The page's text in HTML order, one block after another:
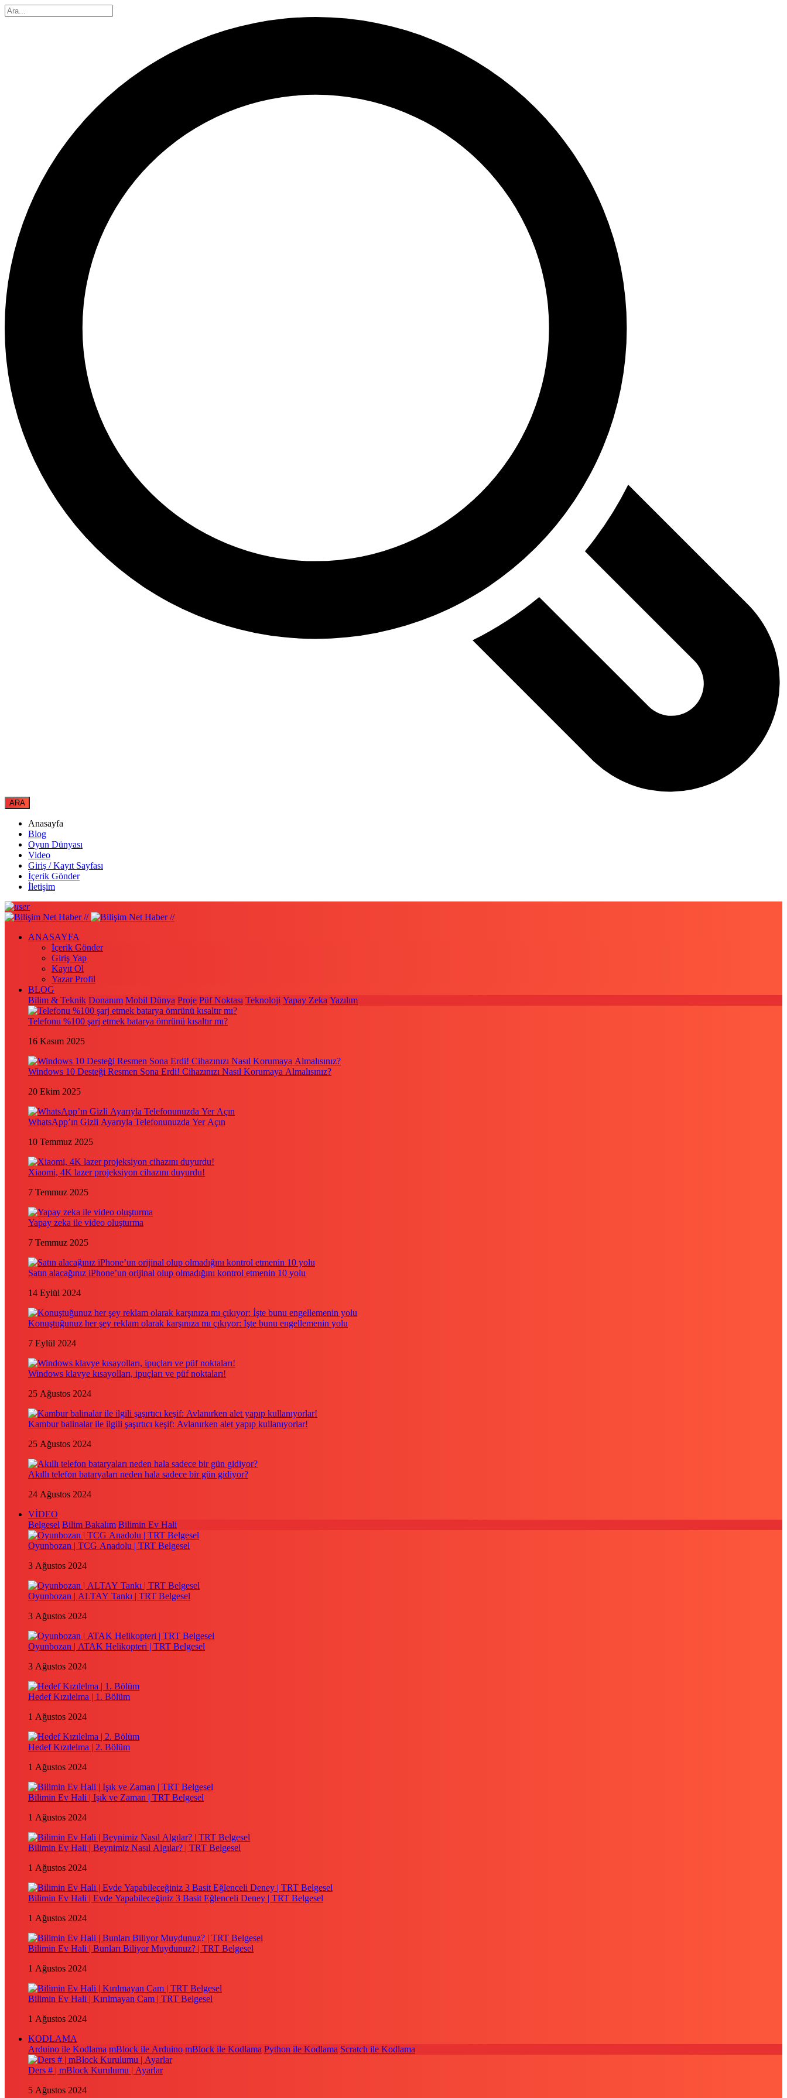
Anasayfa
Blog
Oyun Dünyası
Video
Giriş / Kayıt Sayfası
İçerik Gönder
İletişim
ANASAYFA
İçerik Gönder
Giriş Yap
Kayıt Ol
Yazar Profil
BLOG
Bilim & Teknik Donanım Mobil Dünya Proje Püf Noktası Teknoloji Yapay Zeka Yazılım
Telefonu %100 şarj etmek batarya ömrünü kısaltır mı?
16 Kasım 2025
Windows 10 Desteği Resmen Sona Erdi! Cihazınızı Nasıl Korumaya Almalısınız?
20 Ekim 2025
WhatsApp’ın Gizli Ayarıyla Telefonunuzda Yer Açın
10 Temmuz 2025
Xiaomi, 4K lazer projeksiyon cihazını duyurdu!
7 Temmuz 2025
Yapay zeka ile video oluşturma
7 Temmuz 2025
Satın alacağınız iPhone’un orijinal olup olmadığını kontrol etmenin 10 yolu
14 Eylül 2024
Konuştuğunuz her şey reklam olarak karşınıza mı çıkıyor: İşte bunu engellemenin yolu
7 Eylül 2024
Windows klavye kısayolları, ipuçları ve püf noktaları!
25 Ağustos 2024
Kambur balinalar ile ilgili şaşırtıcı keşif: Avlanırken alet yapıp kullanıyorlar!
25 Ağustos 2024
Akıllı telefon bataryaları neden hala sadece bir gün gidiyor?
24 Ağustos 2024
VİDEO
Belgesel Bilim Bakalım Bilimin Ev Hali
Oyunbozan | TCG Anadolu | TRT Belgesel
3 Ağustos 2024
Oyunbozan | ALTAY Tankı | TRT Belgesel
3 Ağustos 2024
Oyunbozan | ATAK Helikopteri | TRT Belgesel
3 Ağustos 2024
Hedef Kızılelma | 1. Bölüm
1 Ağustos 2024
Hedef Kızılelma | 2. Bölüm
1 Ağustos 2024
Bilimin Ev Hali | Işık ve Zaman | TRT Belgesel
1 Ağustos 2024
Bilimin Ev Hali | Beynimiz Nasıl Algılar? | TRT Belgesel
1 Ağustos 2024
Bilimin Ev Hali | Evde Yapabileceğiniz 3 Basit Eğlenceli Deney | TRT Belgesel
1 Ağustos 2024
Bilimin Ev Hali | Bunları Biliyor Muydunuz? | TRT Belgesel
1 Ağustos 2024
Bilimin Ev Hali | Kırılmayan Cam | TRT Belgesel
1 Ağustos 2024
KODLAMA
Arduino ile Kodlama mBlock ile Arduino mBlock ile Kodlama Python ile Kodlama Scratch ile Kodlama
Ders # | mBlock Kurulumu | Ayarlar
5 Ağustos 2024